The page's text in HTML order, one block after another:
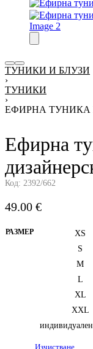
ТУНИКИ И БЛУЗИ
›
ТУНИКИ
›
ЕФИРНА ТУНИКА
Ефирна
Код: 2392/662
49.00 €
РАЗМЕР
XS
S
M
L
XL
XXL
Изчистване